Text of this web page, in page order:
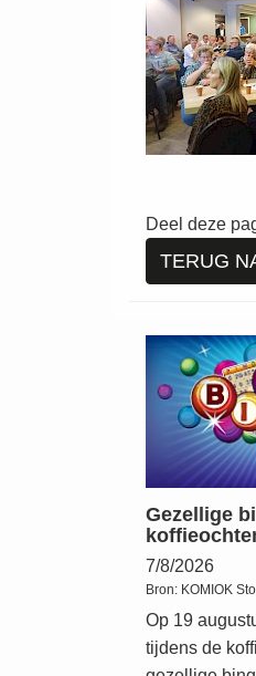
Deel deze
TERUG
Gezellige
7/8/2026
Bron: KOMIOK
Op 19
tijdens de